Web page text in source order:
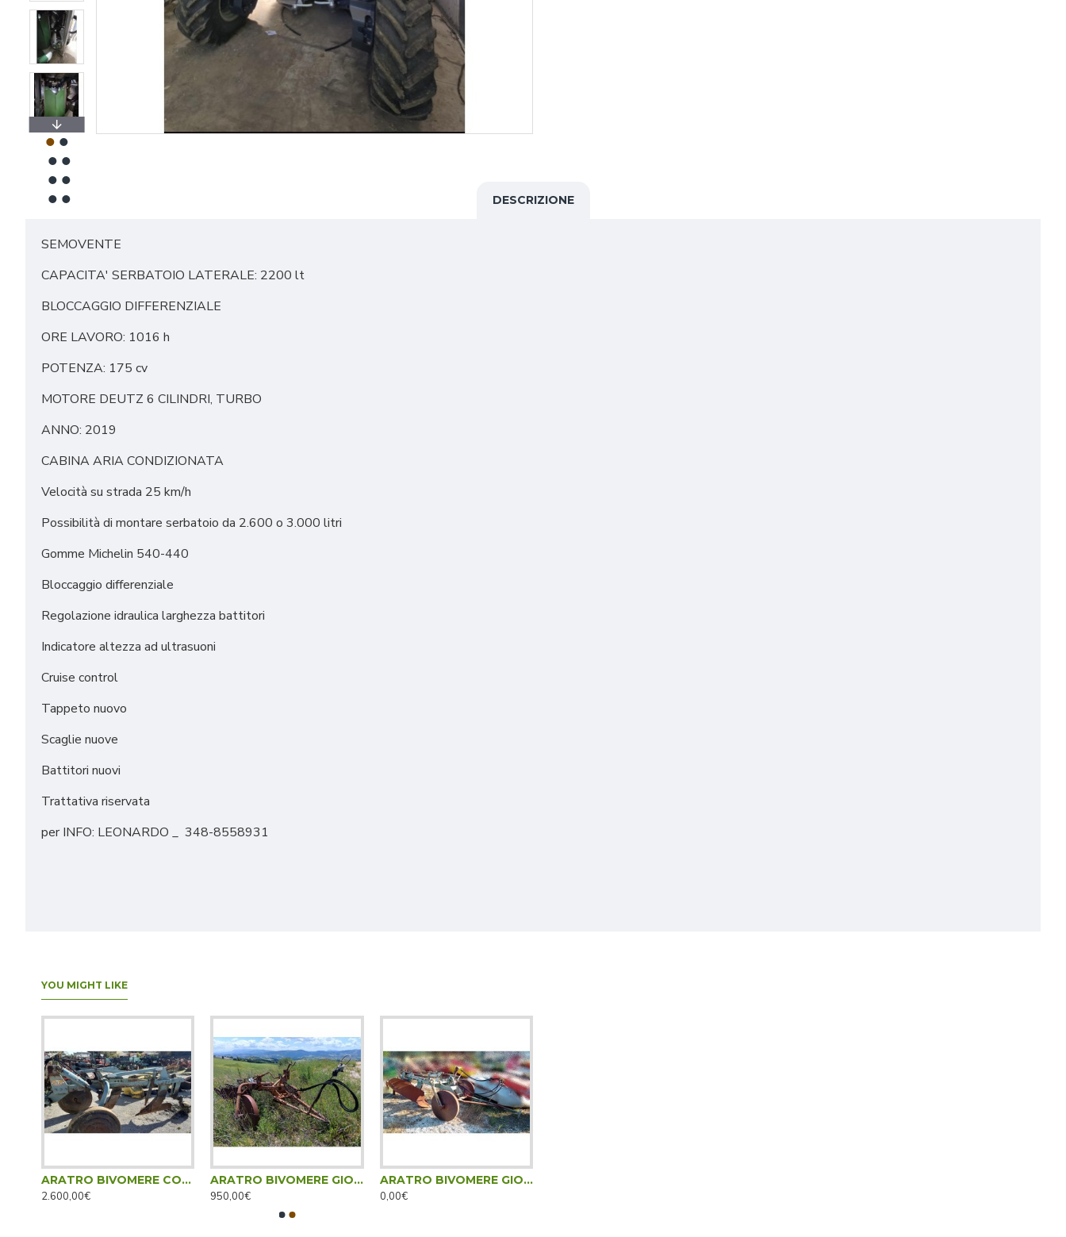
DESCRIZIONE
SEMOVENTE
CAPACITA' SERBATOIO LATERALE: 2200 lt
BLOCCAGGIO DIFFERENZIALE
ORE LAVORO: 1016 h
POTENZA: 175 cv
MOTORE DEUTZ 6 CILINDRI, TURBO
ANNO: 2019
CABINA ARIA CONDIZIONATA
Velocità su strada 25 km/h
Possibilità di montare serbatoio da 2.600 o 3.000 litri
Gomme Michelin 540-440
Bloccaggio differenziale
Regolazione idraulica larghezza battitori
Indicatore altezza ad ultrasuoni
Cruise control
Tappeto nuovo
Scaglie nuove
Battitori nuovi
Trattativa riservata
per INFO: LEONARDO _ 348-8558931
YOU MIGHT LIKE
ARATRO BIVOMERE CORMA B60 HHH - TRAINATO
2.600,00€
ARATRO BIVOMERE GIORGI - TRAINATO
950,00€
ARATRO BIVOMERE GIORGI 2TB - DESTRO
0,00€